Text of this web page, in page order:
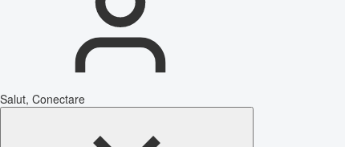
Salut, Conectare